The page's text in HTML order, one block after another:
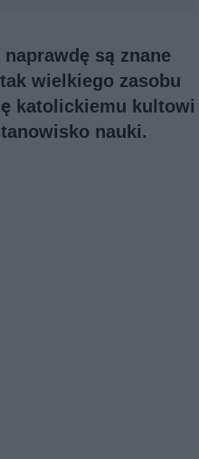
są znane
wielkiego zasobu
katolickiemu kultowi
nauki.